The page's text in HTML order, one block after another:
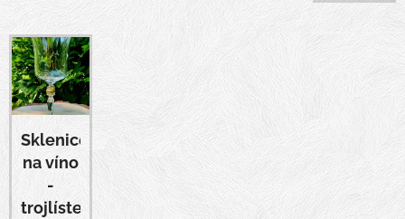
Sklenice
na víno
-
trojlístek